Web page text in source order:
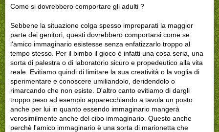
Come si dovrebbero comportare gli adulti ?
Sebbene la situazione colga spesso impreparati la maggior
parte dei genitori, questi dovrebbero comportarsi come se
l'amico immaginario esistesse senza enfatizzarlo troppo al
tempo stesso. Per il bimbo il gioco è infatti una cosa seria, una
sorta di palestra o di laboratorio sicuro e propedeutico alla vita
reale. Evitiamo quindi di limitare la sua creatività o la voglia di
sperimentare e conoscere umiliandolo, deridendolo o
rimarcando che non esiste. D'altro canto evitiamo di dargli
troppo peso ad esempio apparecchiando a tavola un posto
anche per lui in quanto essendo immaginario mangerà
verosimilmente anche del cibo immaginario. Questo anche
perchè l'amico immaginario è una sorta di marionetta che